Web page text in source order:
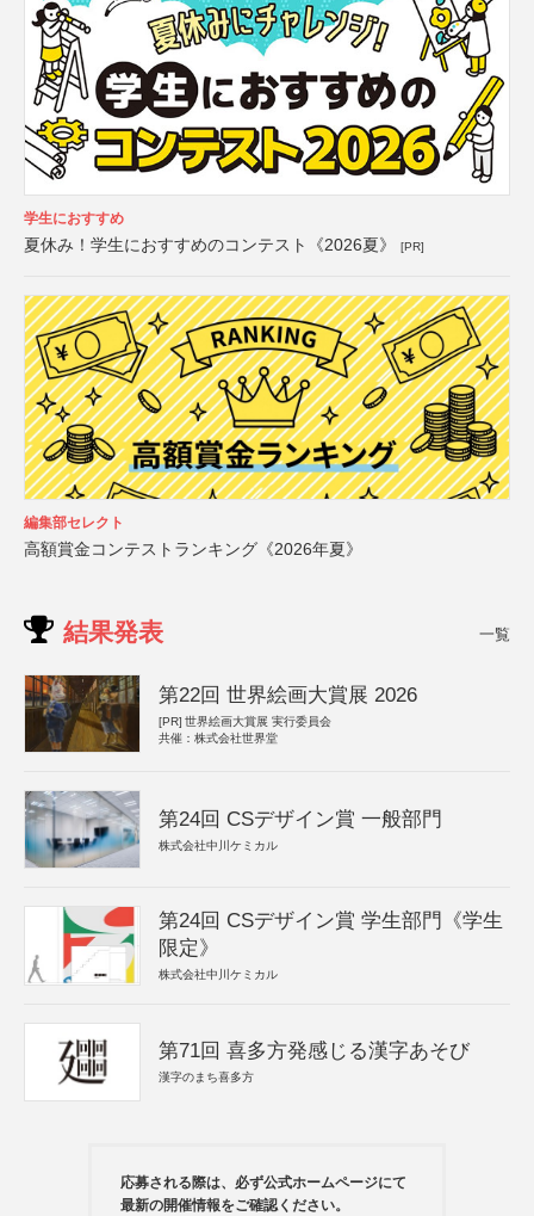
学生におすすめ
夏休み！学生におすすめのコンテスト《2026夏》 [PR]
編集部セレクト
高額賞金コンテストランキング《2026年夏》
結果発表 一覧
第22回 世界絵画大賞展 2026
[PR] 世界絵画大賞展 実行委員会
共催：株式会社世界堂
第24回 CSデザイン賞 一般部門
株式会社中川ケミカル
第24回 CSデザイン賞 学生部門《学生
限定》
株式会社中川ケミカル
第71回 喜多方発感じる漢字あそび
漢字のまち喜多方
応募される際は、必ず公式ホームページにて
最新の開催情報をご確認ください。